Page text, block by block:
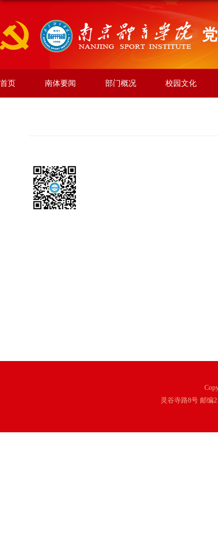
首页 南体要闻 部门概况 校园文化
灵谷寺路8号 邮编